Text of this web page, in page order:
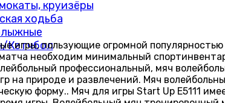
круизёры
ходьба
Кетчбол
игры, пользующие огромной
необходим минимальный
профессиональный, мяч
на природе и развлечений. Мяч
форму.. Мяч для игры Start Up E5111